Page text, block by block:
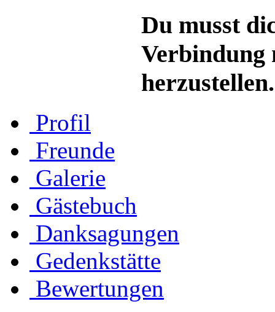
Du musst
Verbindung
herzustellen.
Profil
Freunde
Galerie
Gästebuch
Danksagungen
Gedenkstätte
Bewertungen